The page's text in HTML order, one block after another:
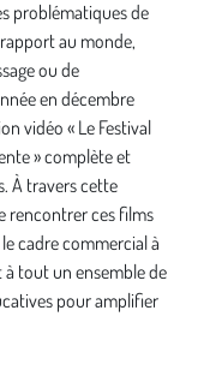
problématiques de
au monde,
ou de
en décembre
vidéo « Le Festival
» complète et
À travers cette
rencontrer ces films
cadre commercial à
tout un ensemble de
pour amplifier